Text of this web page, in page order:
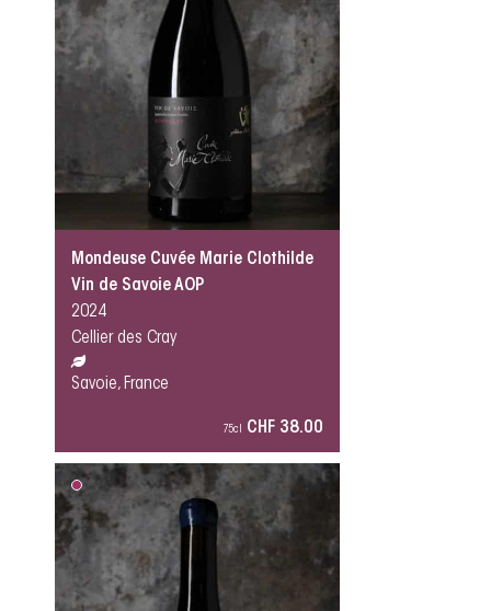
Mondeuse Cuvée Marie Clothilde
Vin de Savoie AOP
2024
Cellier des Cray
Savoie, France
75cl CHF 38.00